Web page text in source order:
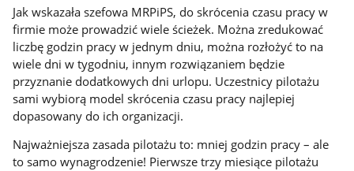
Jak wskazała szefowa MRPiPS, do skrócenia czasu pracy w
firmie może prowadzić wiele ścieżek. Można zredukować
liczbę godzin pracy w jednym dniu, można rozłożyć to na
wiele dni w tygodniu, innym rozwiązaniem będzie
przyznanie dodatkowych dni urlopu. Uczestnicy pilotażu
sami wybiorą model skrócenia czasu pracy najlepiej
dopasowany do ich organizacji.
Najważniejsza zasada pilotażu to: mniej godzin pracy – ale
to samo wynagrodzenie! Pierwsze trzy miesiące pilotażu